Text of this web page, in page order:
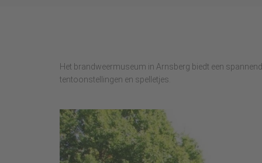
Het brandweermuseum in Arnsberg biedt een
tentoonstellingen en spelletjes.